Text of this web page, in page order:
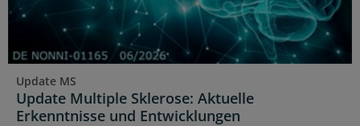
Update MS
Update Multiple Sklerose: Aktuelle
Erkenntnisse und Entwicklungen